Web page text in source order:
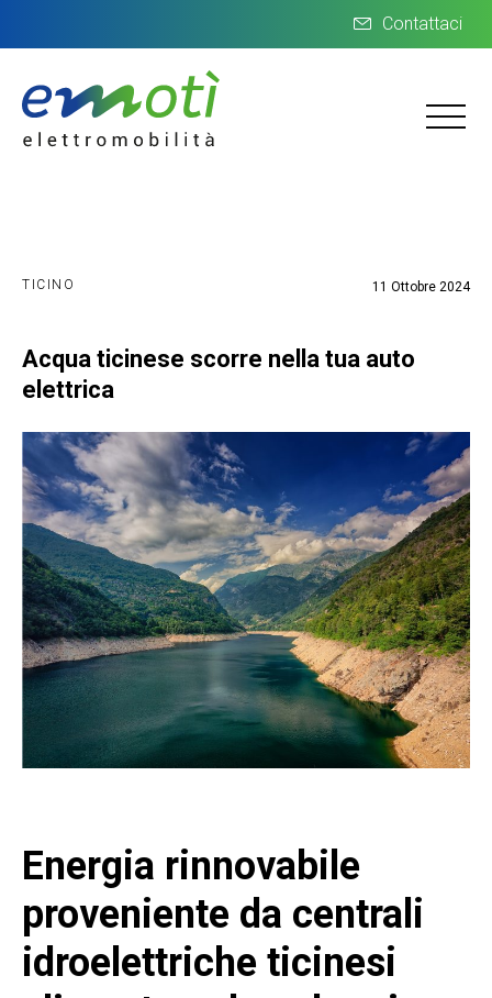
Contattaci
TICINO 11 Ottobre 2024
Acqua ticinese scorre nella tua auto
elettrica
Energia rinnovabile
proveniente da centrali
idroelettriche ticinesi